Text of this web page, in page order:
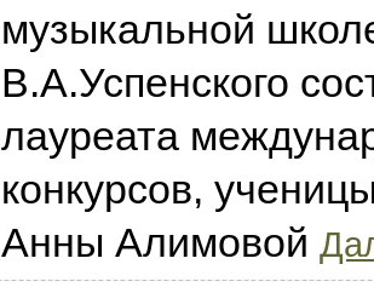
музыкальной
В.А.Успенского
лауреата
конкурсов,
Анны Алимовой